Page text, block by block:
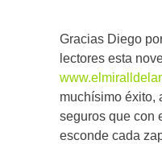
Gracias Diego
lectores esta
muchísimo éxito,
seguros que con
esconde cada